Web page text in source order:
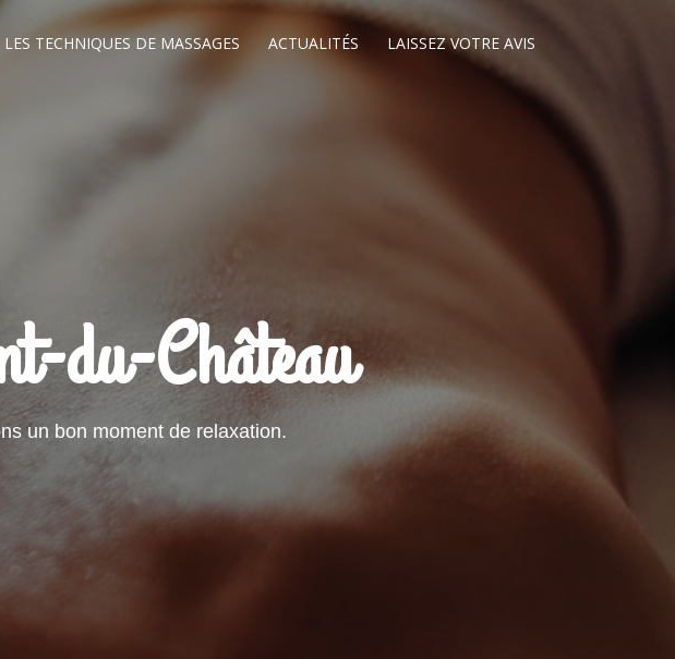
LES TECHNIQUES DE MASSAGES ACTUALITÉS LAISSEZ VOTRE AVIS
du-Château
un bon moment de relaxation.